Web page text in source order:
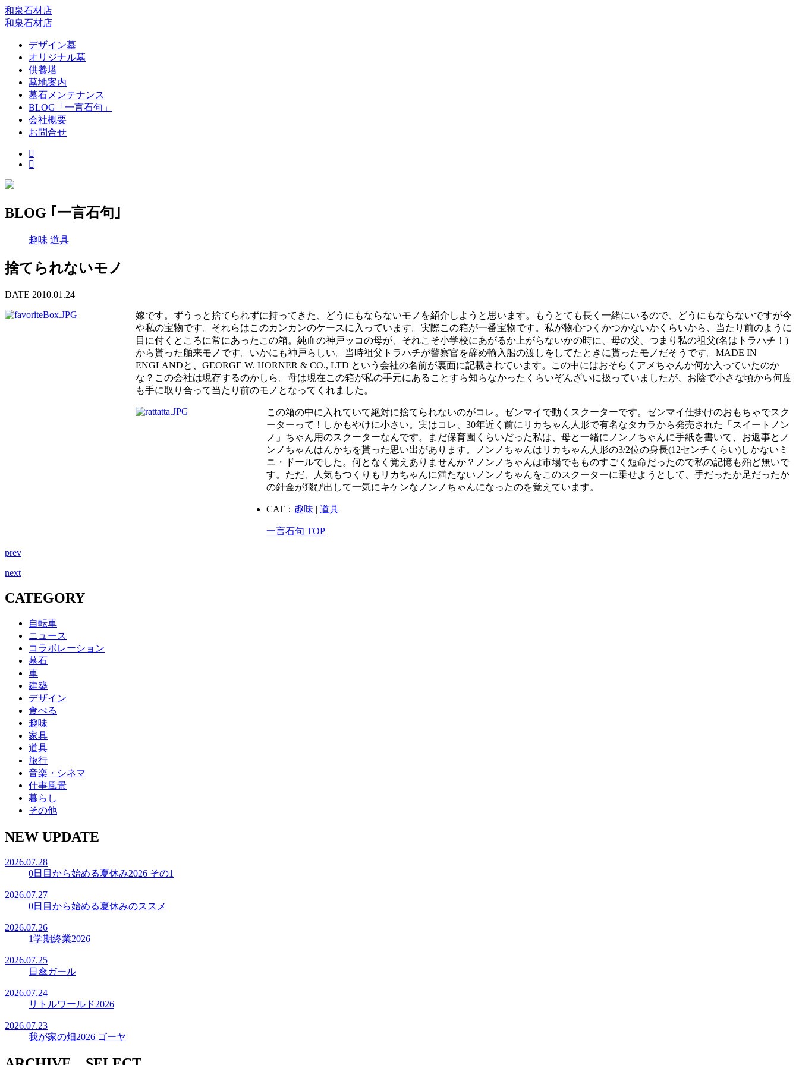
和泉石材店
和泉石材店
デザイン墓
オリジナル墓
供養塔
墓地案内
墓石メンテナンス
BLOG「一言石句」
会社概要
お問合せ
BLOG ｢一言石句｣
趣味 道具
捨てられないモノ
DATE 2010.01.24
嫁です。ずうっと捨てられずに持ってきた、どうにもならないモノを紹介しようと思います。もうとても長く一緒にいるので、どうにもならないですが今
や私の宝物です。それらはこのカンカンのケースに入っています。実際この箱が一番宝物です。私が物心つくかつかないかくらいから、当たり前のように
目に付くところに常にあったこの箱。純血の神戸ッコの母が、それこそ小学校にあがるか上がらないかの時に、母の父、つまり私の祖父(名はトラハチ！)
から貰った舶来モノです。いかにも神戸らしい。当時祖父トラハチが警察官を辞め輸入船の渡しをしてたときに貰ったモノだそうです。MADE IN
ENGLANDと、GEORGE W. HORNER & CO., LTD という会社の名前が裏面に記載されています。この中にはおそらくアメちゃんか何か入っていたのか
な？この会社は現存するのかしら。母は現在この箱が私の手元にあることすら知らなかったくらいぞんざいに扱っていましたが、お陰で小さな頃から何度
も手に取り合って当たり前のモノとなってくれました。
この箱の中に入れていて絶対に捨てられないのがコレ。ゼンマイで動くスクーターです。ゼンマイ仕掛けのおもちゃでスク
ーターって！しかもやけに小さい。実はコレ、30年近く前にリカちゃん人形で有名なタカラから発売された「スイートノン
ノ」ちゃん用のスクーターなんです。まだ保育園くらいだった私は、母と一緒にノンノちゃんに手紙を書いて、お返事とノ
ンノちゃんはんかちを貰った思い出があります。ノンノちゃんはリカちゃん人形の3/2位の身長(12センチくらい)しかないミ
ニ・ドールでした。何となく覚えありませんか？ノンノちゃんは市場でもものすごく短命だったので私の記憶も殆ど無いで
す。ただ、人気もつくりもリカちゃんに満たないノンノちゃんをこのスクーターに乗せようとして、手だったか足だったか
の針金が飛び出して一気にキケンなノンノちゃんになったのを覚えています。
CAT： 趣味 | 道具
一言石句 TOP
prev
next
CATEGORY
自転車
ニュース
コラボレーション
墓石
車
建築
デザイン
食べる
趣味
家具
道具
旅行
音楽・シネマ
仕事風景
暮らし
その他
NEW UPDATE
2026.07.28
0日目から始める夏休み2026 その1
2026.07.27
0日目から始める夏休みのススメ
2026.07.26
1学期終業2026
2026.07.25
日傘ガール
2026.07.24
リトルワールド2026
2026.07.23
我が家の畑2026 ゴーヤ